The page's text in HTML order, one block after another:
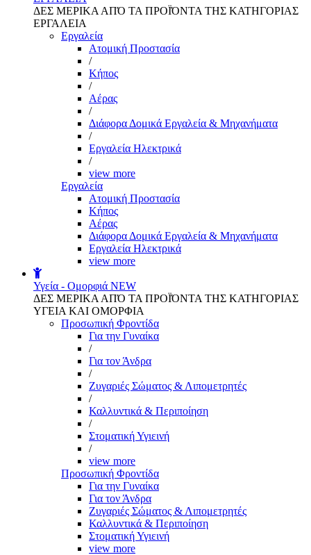
ΔΕΣ ΜΕΡΙΚΑ ΑΠΌ ΤΑ ΠΡΟΪΌΝΤΑ ΤΗΣ ΚΑΤΗΓΟΡΙΑΣ
ΕΡΓΑΛΕΙΑ
Εργαλεία
Aτομική Προστασία
/
Kήπος
/
Αέρας
/
Διάφορα Δομικά Εργαλεία & Μηχανήματα
/
Εργαλεία Ηλεκτρικά
/
view more
Εργαλεία
Aτομική Προστασία
Kήπος
Αέρας
Διάφορα Δομικά Εργαλεία & Μηχανήματα
Εργαλεία Ηλεκτρικά
view more
Υγεία - Ομορφιά NEW
ΔΕΣ ΜΕΡΙΚΑ ΑΠΌ ΤΑ ΠΡΟΪΌΝΤΑ ΤΗΣ ΚΑΤΗΓΟΡΙΑΣ
ΥΓΕΙΑ ΚΑΙ ΟΜΟΡΦΙΑ
Προσωπική Φροντίδα
Για την Γυναίκα
/
Για τον Άνδρα
/
Ζυγαριές Σώματος & Λιπομετρητές
/
Καλλυντικά & Περιποίηση
/
Στοματική Υγιεινή
/
view more
Προσωπική Φροντίδα
Για την Γυναίκα
Για τον Άνδρα
Ζυγαριές Σώματος & Λιπομετρητές
Καλλυντικά & Περιποίηση
Στοματική Υγιεινή
view more